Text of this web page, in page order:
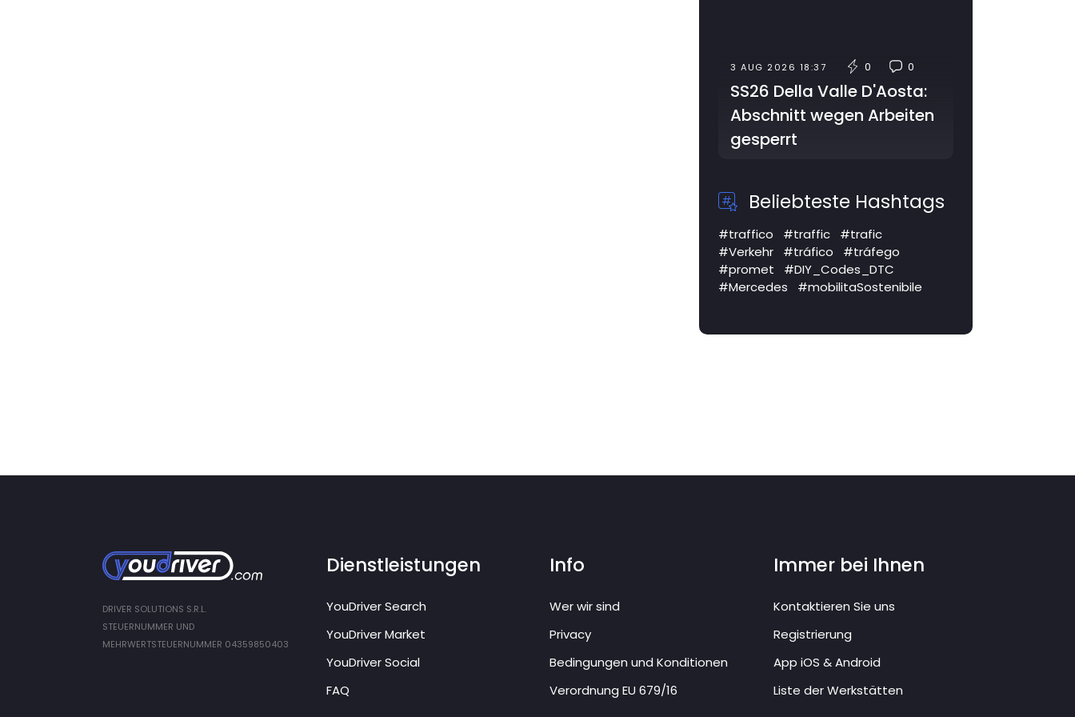
3 AUG 2026 18:37 0 0
SS26 Della Valle D'Aosta:
Abschnitt wegen Arbeiten
gesperrt
Beliebteste Hashtags
#traffico #traffic
#trafic
#Verkehr
#tráfico
#tráfego
#promet
#DIY_Codes_DTC
#Mercedes
#mobilitaSostenibile
DRIVER SOLUTIONS S.R.L.
STEUERNUMMER UND
MEHRWERTSTEUERNUMMER 04359850403
Dienstleistungen
YouDriver Search
YouDriver Market
YouDriver Social
FAQ
Info
Wer wir sind
Privacy
Bedingungen und Konditionen
Verordnung EU 679/16
Immer bei Ihnen
Kontaktieren Sie uns
Registrierung
App iOS & Android
Liste der Werkstätten